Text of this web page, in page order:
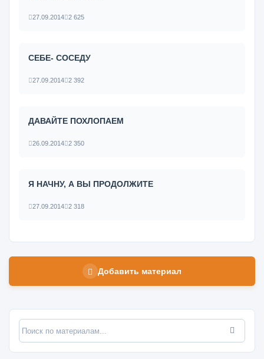
27.09.2014 2 625
СЕБЕ- СОСЕДУ
27.09.2014 2 392
ДАВАЙТЕ ПОХЛОПАЕМ
26.09.2014 2 350
Я НАЧНУ, А ВЫ ПРОДОЛЖИТЕ
27.09.2014 2 318
Добавить материал